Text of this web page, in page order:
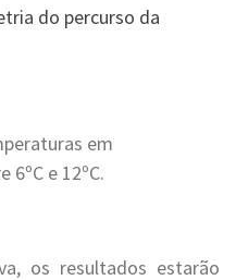
do percurso da
em
e 12ºC.
os resultados estarão